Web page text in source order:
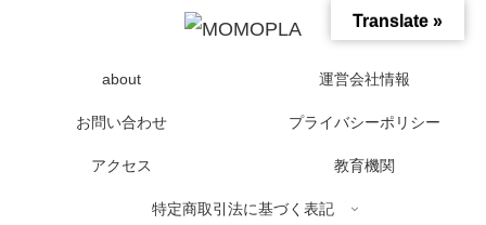
about 運営会社情報
お問い合わせ プライバシーポリシー
アクセス 教育機関
特定商取引法に基づく表記
Translate »